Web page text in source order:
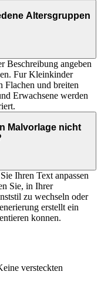
Altersgruppen
Beschreibung angeben
Fur Kleinkinder
Flachen und breiten
Erwachsene werden
Malvorlage nicht
Ihren Text anpassen
Sie, in Ihrer
zu wechseln oder
erstellt ein
konnen.
versteckten